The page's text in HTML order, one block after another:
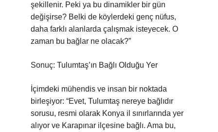
şekillenir. Peki ya bu dinamikler bir gün
değişirse? Belki de köylerdeki genç nüfus,
daha farklı alanlarda çalışmak isteyecek. O
zaman bu bağlar ne olacak?”
Sonuç: Tulumtaş’ın Bağlı Olduğu Yer
İçimdeki mühendis ve insan bir noktada
birleşiyor: “Evet, Tulumtaş nereye bağlıdır
sorusu, resmi olarak Konya il sınırlarında yer
alıyor ve Karapınar ilçesine bağlı. Ama bu,